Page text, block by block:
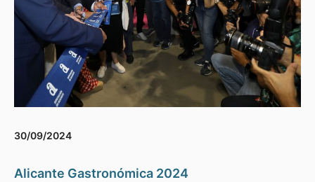
30/09/2024
Alicante Gastronómica 2024